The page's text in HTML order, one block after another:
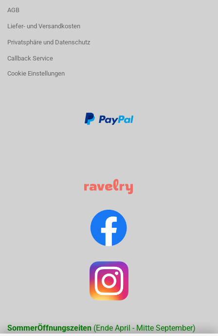
AGB
Liefer- und Versandkosten
Privatsphäre und Datenschutz
Callback Service
Cookie Einstellungen
SommerÖffnungszeiten (Ende April - Mitte September)